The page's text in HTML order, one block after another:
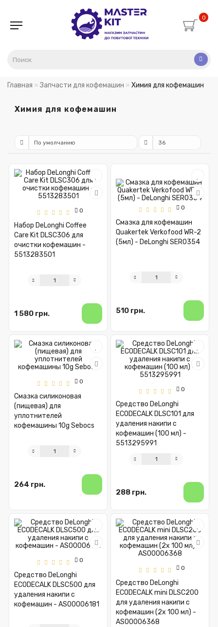
0
Главная Запчасти для кофемашин Химия для кофемашин
Химия для кофемашин
0
Набор DeLonghi Coffee
Care Kit DLSC306 для
очистки кофемашин -
5513283501
1 580 грн.
0
Смазка для кофемашин
Quakertek Verkofood WR-2
(5мл) - DeLonghi SER0354
510 грн.
0
Смазка силиконовая
(пищевая) для
уплотнителей
кофемашины 10g Sebocs
264 грн.
0
Средство DeLonghi
ECODECALK DLSC101 для
удаления накипи с
кофемашин (100 мл) -
5513295991
288 грн.
0
Средство DeLonghi
ECODECALK DLSC500 для
удаления накипи с
кофемашин - AS00006181
0
Средство DeLonghi
ECODECALK mini DLSC200
для удаления накипи с
кофемашин (2x 100 мл) -
AS00006368